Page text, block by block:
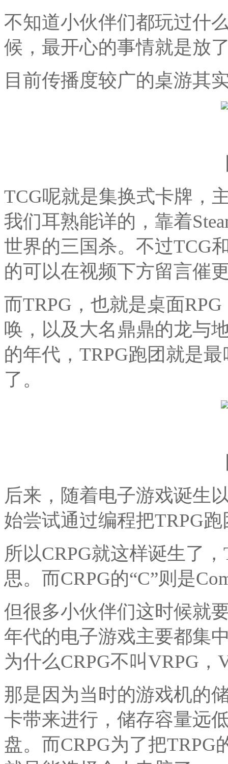
不知道小伙伴们都玩过什
候，最开心的事情就是放
目前传播度较广的桌游其
TCG呢就是集换式卡牌，
我们耳熟能详的，靠着
世界的三国杀。不过TCG
的可以在视频下方留言催
而TRPG，也就是桌面
唤，以及大名鼎鼎的龙与
的年代，TRPG跑团就是
了。
后来，随着电子游戏诞生
始尝试通过编程把TRPG
所以CRPG就这样诞生了
思。而CRPG的“C”则是
但很多小伙伴们这时候就
年代的电子游戏主要都集
为什么CRPG不叫VRPG，
那是因为当时的游戏机的
卡带来进行，储存容量远
盘。而CRPG为了把